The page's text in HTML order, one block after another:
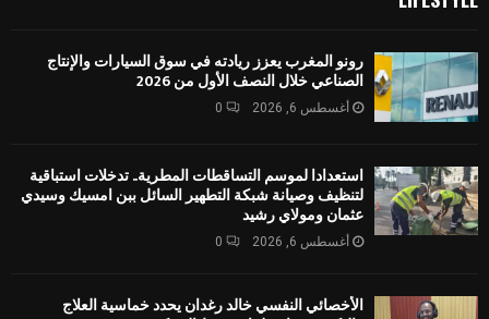
رونو المغرب يعزز ريادته في سوق السيارات والإنتاج
الصناعي خلال النصف الأول من 2026
أغسطس 6, 2026 0
استعدادا لموسم التساقطات المطرية.. تدخلات استباقية
لتنظيف وصيانة شبكة التطهير السائل ببن امسيك وسيدي
عثمان ومولاي رشيد
أغسطس 6, 2026 0
الأخصائي النفسي خالد رغدان يحدد خماسية العلاج